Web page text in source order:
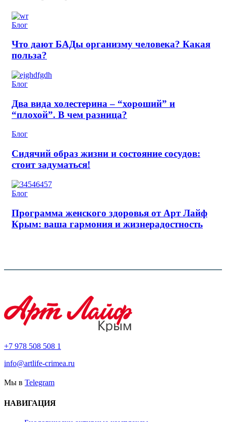
Блог
Что дают БАДы организму человека? Какая
польза?
Блог
Два вида холестерина – “хороший” и
“плохой”. В чем разница?
Блог
Сидячий образ жизни и состояние сосудов:
стоит задуматься!
Блог
Программа женского здоровья от Арт Лайф
Крым: ваша гармония и жизнерадостность
+7 978 508 508 1
info@artlife-crimea.ru
Мы в Telegram
НАВИГАЦИЯ